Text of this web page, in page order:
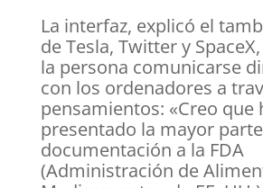
La interfaz, explicó el
de Tesla, Twitter y
la persona comunicarse
con los ordenadores a
pensamientos: «Creo que
presentado la mayor
documentación a la FDA
(Administración de